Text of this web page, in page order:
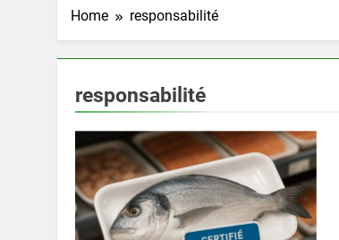
Home responsabilité
responsabilité